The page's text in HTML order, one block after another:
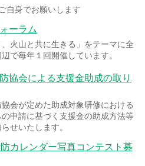
自身でお願いします
ーラム
、火山と共に生きる」をテーマに全
で毎年１回開催しています。
協会による支援金助成の取り
会が定めた助成対象研修における
申請に基づく支援金の助成方法等
せいたします。
カレンダー写真コンテスト募